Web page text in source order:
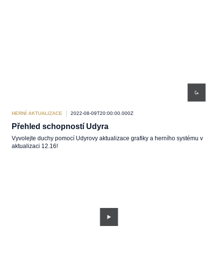
HERNÍ AKTUALIZACE 2022-08-09T20:00:00.000Z
Přehled schopností Udyra
Vyvolejte duchy pomocí Udyrovy aktualizace grafiky a herního systému v
aktualizaci 12.16!